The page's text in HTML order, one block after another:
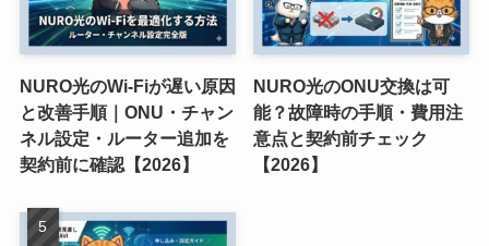
NURO光のWi-Fiが遅い原因
と改善手順｜ONU・チャン
ネル設定・ルーター追加を
契約前に確認【2026】
NURO光のONU交換は可
能？故障時の手順・費用注
意点と契約前チェック
【2026】